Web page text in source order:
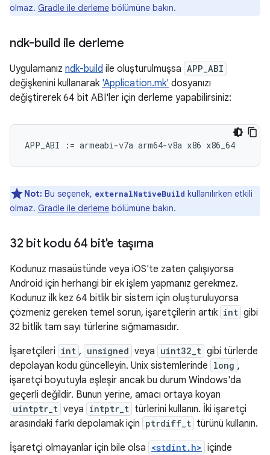
olmaz. Gradle ile derleme bölümüne bakın.
ndk-build ile derleme
Uygulamanız ndk-build ile oluşturulmuşsa APP_ABI
değişkenini kullanarak 'Application.mk' dosyanızı
değiştirerek 64 bit ABI'ler için derleme yapabilirsiniz:
Not: Bu seçenek, externalNativeBuild kullanılırken etkili
olmaz. Gradle ile derleme bölümüne bakın.
32 bit kodu 64 bit'e taşıma
Kodunuz masaüstünde veya iOS'te zaten çalışıyorsa
Android için herhangi bir ek işlem yapmanız gerekmez.
Kodunuz ilk kez 64 bitlik bir sistem için oluşturuluyorsa
çözmeniz gereken temel sorun, işaretçilerin artık int gibi
32 bitlik tam sayı türlerine sığmamasıdır.
İşaretçileri int , unsigned veya uint32_t gibi türlerde
depolayan kodu güncelleyin. Unix sistemlerinde long ,
işaretçi boyutuyla eşleşir ancak bu durum Windows'da
geçerli değildir. Bunun yerine, amacı ortaya koyan
uintptr_t veya intptr_t türlerini kullanın. İki işaretçi
arasındaki farkı depolamak için ptrdiff_t türünü kullanın.
İşaretçi olmayanlar için bile olsa <stdint.h> içinde